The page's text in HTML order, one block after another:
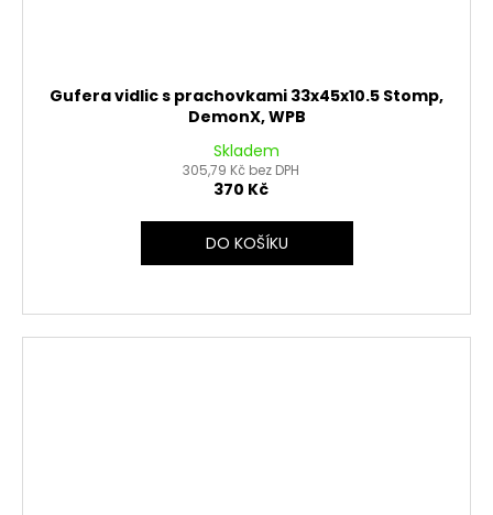
Gufera vidlic s prachovkami 33x45x10.5 Stomp,
DemonX, WPB
Skladem
305,79 Kč bez DPH
370 Kč
DO KOŠÍKU